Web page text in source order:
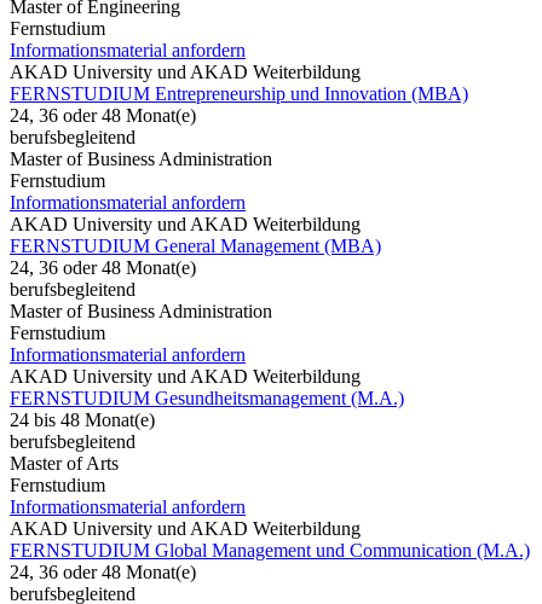
Master of Engineering
Fernstudium
Informationsmaterial anfordern
AKAD University und AKAD Weiterbildung
FERNSTUDIUM Entrepreneurship und Innovation (MBA)
24, 36 oder 48 Monat(e)
berufsbegleitend
Master of Business Administration
Fernstudium
Informationsmaterial anfordern
AKAD University und AKAD Weiterbildung
FERNSTUDIUM General Management (MBA)
24, 36 oder 48 Monat(e)
berufsbegleitend
Master of Business Administration
Fernstudium
Informationsmaterial anfordern
AKAD University und AKAD Weiterbildung
FERNSTUDIUM Gesundheitsmanagement (M.A.)
24 bis 48 Monat(e)
berufsbegleitend
Master of Arts
Fernstudium
Informationsmaterial anfordern
AKAD University und AKAD Weiterbildung
FERNSTUDIUM Global Management und Communication (M.A.)
24, 36 oder 48 Monat(e)
berufsbegleitend